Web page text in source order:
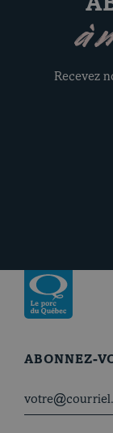
à
Recevez
Revenir à la
ABONNEZ-